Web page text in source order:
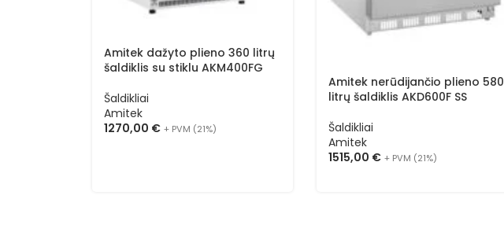
Amitek dažyto plieno 360 litrų
šaldiklis su stiklu AKM400FG
Šaldikliai
Amitek
1270,00 € + PVM (21%)
Amitek nerūdijančio plieno 580
litrų šaldiklis AKD600F SS
Šaldikliai
Amitek
1515,00 € + PVM (21%)